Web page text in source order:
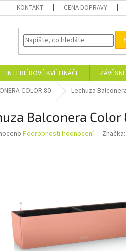
KONTAKT CENA DOPRAVY
INTERIÉROVÉ KVĚTINÁČE
COLOR 80
Lechuza
Balconera
Podrobnosti hodnocení Značka: